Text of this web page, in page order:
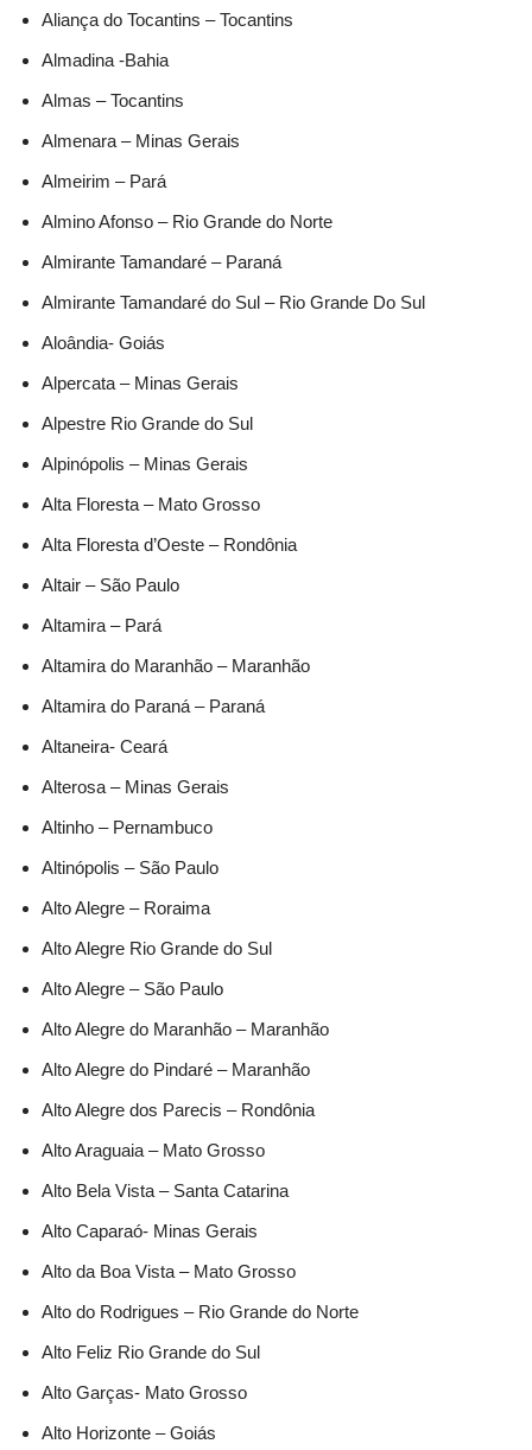
Aliança do Tocantins – Tocantins
Almadina -Bahia
Almas – Tocantins
Almenara – Minas Gerais
Almeirim – Pará
Almino Afonso – Rio Grande do Norte
Almirante Tamandaré – Paraná
Almirante Tamandaré do Sul – Rio Grande Do Sul
Aloândia- Goiás
Alpercata – Minas Gerais
Alpestre Rio Grande do Sul
Alpinópolis – Minas Gerais
Alta Floresta – Mato Grosso
Alta Floresta d’Oeste – Rondônia
Altair – São Paulo
Altamira – Pará
Altamira do Maranhão – Maranhão
Altamira do Paraná – Paraná
Altaneira- Ceará
Alterosa – Minas Gerais
Altinho – Pernambuco
Altinópolis – São Paulo
Alto Alegre – Roraima
Alto Alegre Rio Grande do Sul
Alto Alegre – São Paulo
Alto Alegre do Maranhão – Maranhão
Alto Alegre do Pindaré – Maranhão
Alto Alegre dos Parecis – Rondônia
Alto Araguaia – Mato Grosso
Alto Bela Vista – Santa Catarina
Alto Caparaó- Minas Gerais
Alto da Boa Vista – Mato Grosso
Alto do Rodrigues – Rio Grande do Norte
Alto Feliz Rio Grande do Sul
Alto Garças- Mato Grosso
Alto Horizonte – Goiás